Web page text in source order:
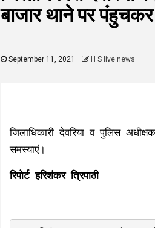
बाजार थाने पर
September 11, 2021 H S live news
जिलाधिकारी देवरिया व पुलिस
समस्याएं।
रिपोर्ट हरिशंकर त्रिपाठी